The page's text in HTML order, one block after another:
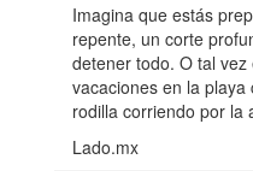
Imagina que estás
repente, un corte
detener todo. O tal
vacaciones en la
rodilla corriendo por la
Lado.mx